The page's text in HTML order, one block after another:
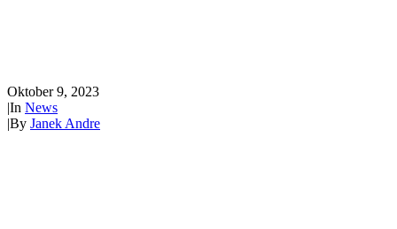
Oktober 9, 2023
|In News
|By Janek Andre